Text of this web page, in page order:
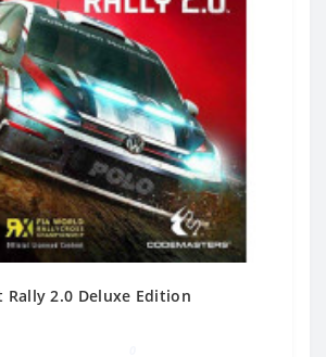
Rally 2.0 Deluxe Edition